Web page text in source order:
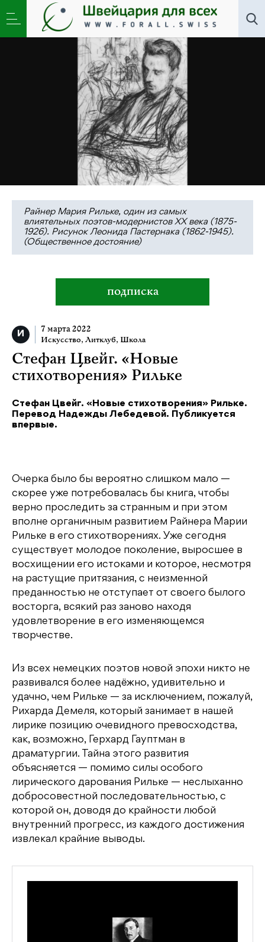
Искусство Литклуб,Новости ,Школа»Стефан
Цвейг. «Новые стихотворения» Рильке
Райнер Мария Рильке, один из самых
влиятельных поэтов-модернистов XX века (1875-
1926). Рисунок Леонида Пастернака (1862-1945).
(Общественное достояние)
подписка
7 марта 2022
Искусство, Литклуб, Школа
Стефан Цвейг. «Новые
стихотворения» Рильке
Стефан Цвейг. «Новые стихотворения» Рильке.
Перевод Надежды Лебедевой. Публикуется
впервые.
Очерка было бы вероятно слишком мало —
скорее уже потребовалась бы книга, чтобы
верно проследить за странным и при этом
вполне органичным развитием Райнера Марии
Рильке в его стихотворениях. Уже сегодня
существует молодое поколение, выросшее в
восхищении его истоками и которое, несмотря
на растущие притязания, с неизменной
преданностью не отступает от своего былого
восторга, всякий раз заново находя
удовлетворение в его изменяющемся
творчестве.
Из всех немецких поэтов новой эпохи никто не
развивался более надёжно, удивительно и
удачно, чем Рильке — за исключением, пожалуй,
Рихарда Демеля, который занимает в нашей
лирике позицию очевидного превосходства,
как, возможно, Герхард Гауптман в
драматургии. Тайна этого развития
объясняется — помимо силы особого
лирического дарования Рильке — неслыханно
добросовестной последовательностью, с
которой он, доводя до крайности любой
внутренний прогресс, из каждого достижения
извлекал крайние выводы.